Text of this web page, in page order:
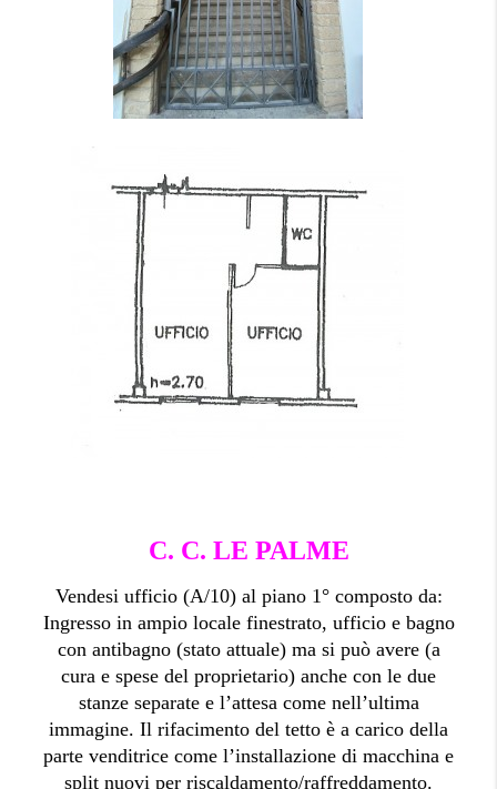
C. C. LE PALME
Vendesi ufficio (A/10) al piano 1° composto da:
Ingresso in ampio locale finestrato, ufficio e bagno
con antibagno (stato attuale) ma si può avere (a
cura e spese del proprietario) anche con le due
stanze separate e l’attesa come nell’ultima
immagine. Il rifacimento del tetto è a carico della
parte venditrice come l’installazione di macchina e
split nuovi per riscaldamento/raffreddamento.